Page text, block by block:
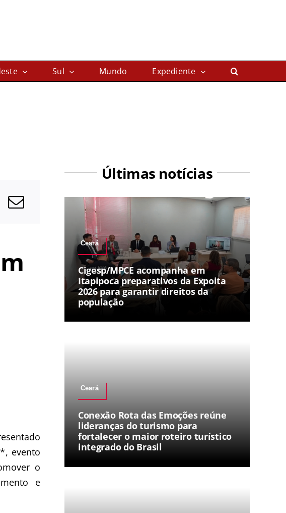
Sul Mundo Expediente
evento
o
e
Últimas notícias
Ceará
Cigesp/MPCE acompanha em
Itapipoca preparativos da Expoita
2026 para garantir direitos da
população
Ceará
Conexão Rota das Emoções reúne
lideranças do turismo para
fortalecer o maior roteiro turístico
integrado do Brasil